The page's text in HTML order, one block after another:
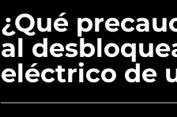
¿Qué
al
eléctrico de